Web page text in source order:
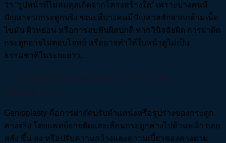
ว่า “รูปหน้าที่ไม่สมดุลเกิดจากโครงสร้างใด” เพราะบางคนมี
ปัญหาจากกระดูกจริง ขณะที่บางคนมีปัญหาหลักจากกล้ามเนื้อ
ไขมัน ผิวหย่อน หรือการสบฟันผิดปกติ หากวินิจฉัยผิด การผ่าตัด
กระดูกอาจไม่ตอบโจทย์ หรืออาจทำให้ใบหน้าดูไม่เป็น
ธรรมชาติในระยะยาว.
Genioplasty คือการผ่าตัดปรับตำแหน่งหรือรูปร่างของกระดูก
คางจริง โดยแพทย์อาจตัดและเลื่อนกระดูกคางไปด้านหน้า ถอย
หลัง ขึ้น ลง หรือปรับความกว้างและความเบี้ยวของคางตาม